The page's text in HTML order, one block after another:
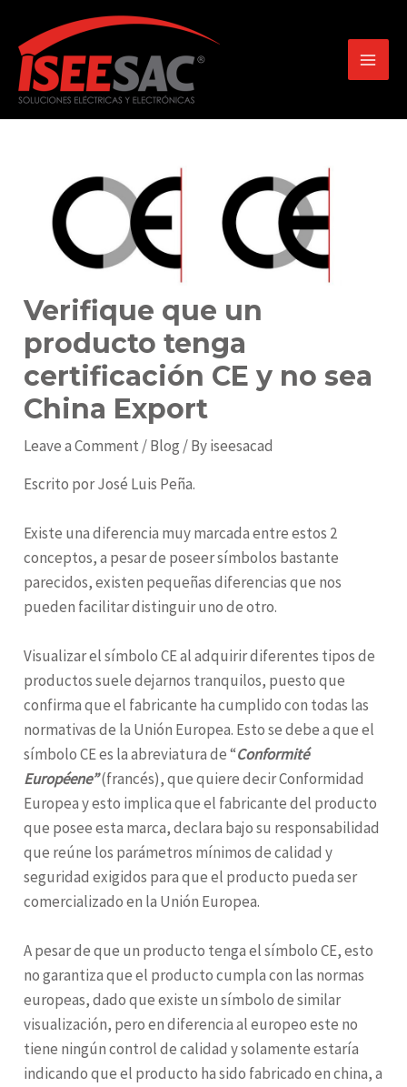
content
MAIN
Verifique que un
producto tenga
certificación CE y no sea
China Export
Leave a Comment /Blog / Byiseesacad
Escrito por José Luis Peña.
Existe una diferencia muy marcada entre estos 2
conceptos, a pesar de poseer símbolos bastante
parecidos, existen pequeñas diferencias que nos
pueden facilitar distinguir uno de otro.
Visualizar el símbolo CE al adquirir diferentes tipos de
productos suele dejarnos tranquilos, puesto que
confirma que el fabricante ha cumplido con todas las
normativas de la Unión Europea. Esto se debe a que el
símbolo CE es la abreviatura de “Conformité
Européene”(francés), que quiere decir Conformidad
Europea y esto implica que el fabricante del producto
que posee esta marca, declara bajo su responsabilidad
que reúne los parámetros mínimos de calidad y
seguridad exigidos para que el producto pueda ser
comercializado en la Unión Europea.
A pesar de que un producto tenga el símbolo CE, esto
no garantiza que el producto cumpla con las normas
europeas, dado que existe un símbolo de similar
visualización, pero en diferencia al europeo este no
tiene ningún control de calidad y solamente estaría
indicando que el producto ha sido fabricado en china, a